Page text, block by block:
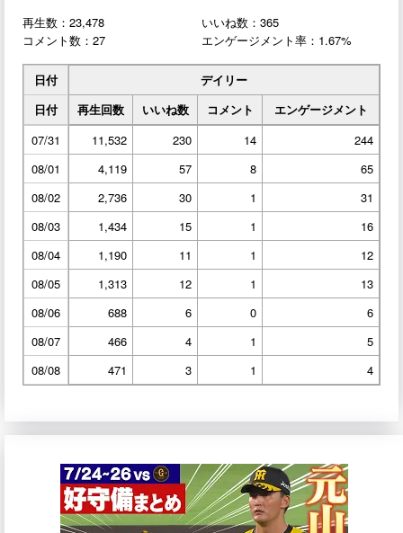
再生数：23,478
いいね数：365
コメント数：27
エンゲージメント率：1.67%
日付
デイリー
日付
再生回数 いいね数 コメント
エンゲージメント
07/31
11,532 230 14
244
08/01
4,119 57 8
65
08/02
2,736 30 1
31
08/03
1,434 15 1
16
08/04
1,190 11 1
12
08/05
1,313 12 1
13
08/06
688 6 0
6
08/07
466 4 1
5
08/08
471 3 1 4